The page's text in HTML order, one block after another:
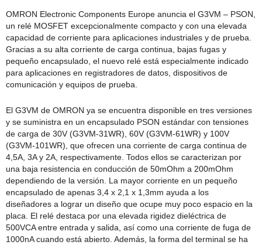
OMRON Electronic Components Europe anuncia el G3VM – PSON,
un relé MOSFET excepcionalmente compacto y con una elevada
capacidad de corriente para aplicaciones industriales y de prueba.
Gracias a su alta corriente de carga continua, bajas fugas y
pequeño encapsulado, el nuevo relé está especialmente indicado
para aplicaciones en registradores de datos, dispositivos de
comunicación y equipos de prueba.
El G3VM de OMRON ya se encuentra disponible en tres versiones
y se suministra en un encapsulado PSON estándar con tensiones
de carga de 30V (G3VM-31WR), 60V (G3VM-61WR) y 100V
(G3VM-101WR), que ofrecen una corriente de carga continua de
4,5A, 3A y 2A, respectivamente. Todos ellos se caracterizan por
una baja resistencia en conducción de 50mOhm a 200mOhm
dependiendo de la versión. La mayor corriente en un pequeño
encapsulado de apenas 3,4 x 2,1 x 1,3mm ayuda a los
diseñadores a lograr un diseño que ocupe muy poco espacio en la
placa. El relé destaca por una elevada rigidez dieléctrica de
500VCA entre entrada y salida, así como una corriente de fuga de
1000nA cuando está abierto. Además, la forma del terminal se ha